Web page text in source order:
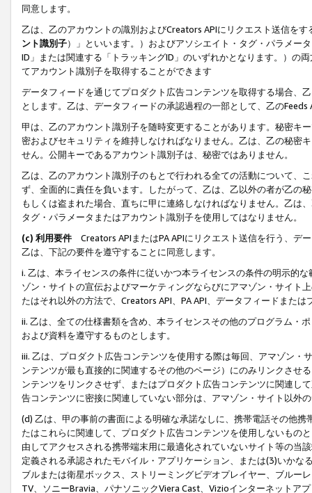
同意します。
乙は、乙のアカウントの識別およびCreators APIにリクエスト送信を
ント識別子）」といいます。）およびアソシエイト・タグ・パラメー
ID」または関連する「トラッキングID」のいずれかとなります。）の
てアカウント識別子を取得することができます
データフィードを通じてプロダクト広告コンテンツを取得する場合、
とします。乙は、データフィードの承認過程の一部として、乙の
甲は、乙のアカウント識別子を随時変更することがあります。秘密キ
密およびセキュリティを維持しなければなりません。乙は、乙の秘密
せん。公開キーであるアカウント識別子は、秘密ではありません。
乙は、乙のアカウント識別子のもとで行われる全ての活動について、
ず、全面的に責任を負います。したがって、乙は、乙以外の者が乙の
もしくは盗まれた場合、直ちに甲に連絡しなければなりません。乙は
タグ・パラメータまたはアカウント識別子を使用してはなりません。
(c) 利用要件 Creators APIまたはPA APIにリクエスト送信を行う、デ
乙は、下記の要件を遵守することに同意します。
i. 乙は、本ライセンスの条件に従いかつ本ライセンスの条件の明示的
ゾン・サイトの宣伝およびマーケティングならびにアマゾン・サイト
たはそれ以外の方法で、Creators API、PA API、データフィードまた
ii. 乙は、全ての仕様書類を含め、本ライセンスその他のプログラム・
および資料を遵守するものとします。
iii. 乙は、プロダクト広告コンテンツを使用する際は毎回、アマゾン
ンテンツが最も直接的に関連するその他のページ）にのみリンクさせ
ンテンツをリンクさせず、またはプロダクト広告コンテンツに関連し
告コンテンツに密接に関連していない部分は、アマゾン・サイト以外
(d) 乙は、甲の事前の書面による明確な承諾なしに、携帯電話その他
たはこれらに関連して、プロダクト広告コンテンツを使用しないもの
由してアクセスされる携帯端末用に最適化されていないサイト等の当
定義される承認されたモバイル・アプリケーション、または(3)いか
ブルまたは衛星ボックス、ストリーミングビデオプレイヤー、ブルー
TV、ソニーBravia、パナソニックViera Cast、Vizioインターネットア